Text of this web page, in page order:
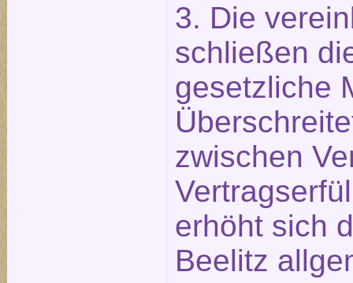
3. Die
schließen
gesetzliche
zwischen
erhöht sich
Beelitz